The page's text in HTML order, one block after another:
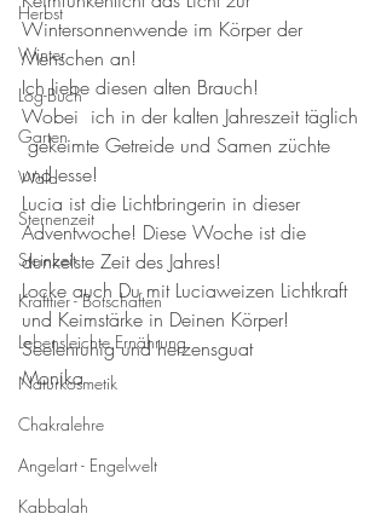
Herbst
Winter
Log-Buch
Garten
Wald
Sternenzeit
Steinzeit
Krafttier - Botschaften
Lebensleichte Ernährung
Naturkosmetik
Chakralehre
Angelart - Engelwelt
Kabbalah
Wintersonnenwende im Körper der
Menschen an!
Ich liebe diesen alten Brauch!
Wobei  ich in der kalten Jahreszeit täglich
gekeimte Getreide und Samen züchte
und esse!
Lucia ist die Lichtbringerin in dieser
Adventwoche! Diese Woche ist die
dunkelste Zeit des Jahres!
Locke auch Du mit Luciaweizen Lichtkraft
und Keimstärke in Deinen Körper!
Seelenruhig und herzensguat
Monika